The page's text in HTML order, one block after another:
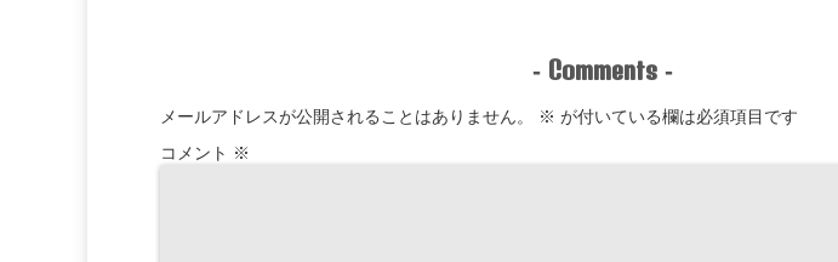
- Comments -
メールアドレスが公開されることはありません。 ※ が付いている欄は必須項目です
コメント ※